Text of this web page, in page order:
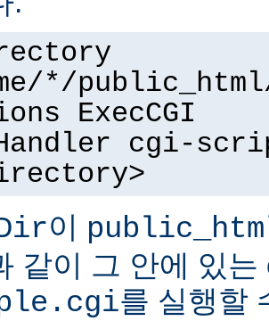
*/
ExecCGI
cgi-
이
같이 그 안에 있
를 실행할